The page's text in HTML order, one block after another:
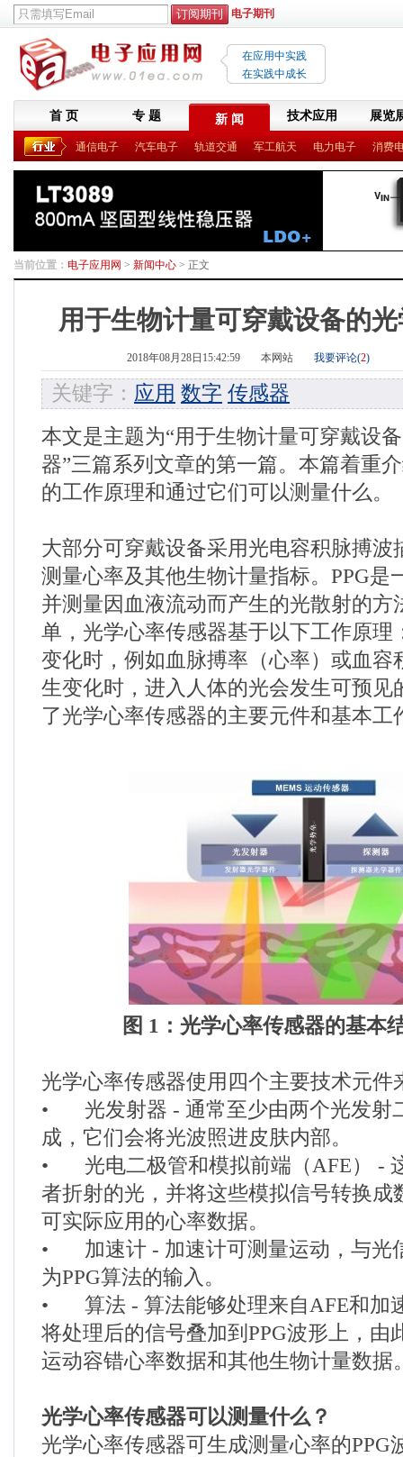
电子期刊
在应用中实践
在实践中成长
首 页 专 题 新 闻 技术应用 展览
通信电子 汽车电子 轨道交通 军工航天 电力电子 消费
当前位置： 电子应用网 > 新闻中心 > 正文
用于生物计量可穿戴设备的
2018年08月28日15:42:59 本网站 我要评论(2)
关键字： 应用 数字 传感器
本文是主题为“用于生物计量可穿戴设
器”三篇系列文章的第一篇。本篇着重
的工作原理和通过它们可以测量什么。
大部分可穿戴设备采用光电容积脉搏波
测量心率及其他生物计量指标。PPG是
并测量因血液流动而产生的光散射的方
单，光学心率传感器基于以下工作原理
变化时，例如血脉搏率（心率）或血容
生变化时，进入人体的光会发生可预见
了光学心率传感器的主要元件和基本工
图 1：光学心率传感器的基本
光学心率传感器使用四个主要技术元件
•
光发射器 - 通常至少由两个光发射
成，它们会将光波照进皮肤内部。
•
光电二极管和模拟前端（AFE） -
者折射的光，并将这些模拟信号转换成
可实际应用的心率数据。
•
加速计 - 加速计可测量运动，与光
为PPG算法的输入。
•
算法 - 算法能够处理来自AFE和加
将处理后的信号叠加到PPG波形上，由
运动容错心率数据和其他生物计量数据
光学心率传感器可以测量什么？
光学心率传感器可生成测量心率的PPG